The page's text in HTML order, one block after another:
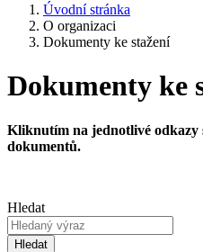
Úvodní stránka
O organizaci
Dokumenty ke stažení
Dokumenty ke
Kliknutím na jednotlivé odkazy
dokumentů.
Hledat
Hledat